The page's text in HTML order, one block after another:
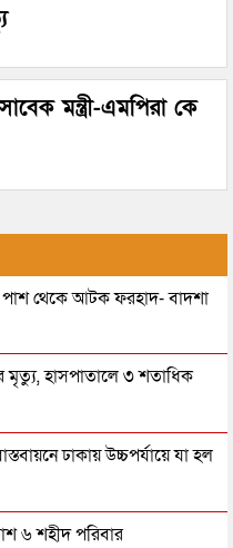
মন্ত্রী-এমপিরা কে
পাশ থেকে আটক ফরহাদ- বাদশা
হাসপাতালে ৩ শতাধিক
ঢাকায় উচ্চপর্যায়ে যা হল
৬ শহীদ পরিবার